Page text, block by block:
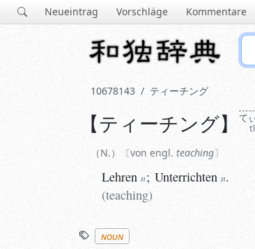
Neueintrag Vorschläge Kommentare
10678143 ティーチング
N. von engl.teaching
Lehrenn Unterrichten n.
【ティーチング】 て
N. von engl. teaching
Lehren n; Unterrichten n.
(teaching)
Stichworte
noun